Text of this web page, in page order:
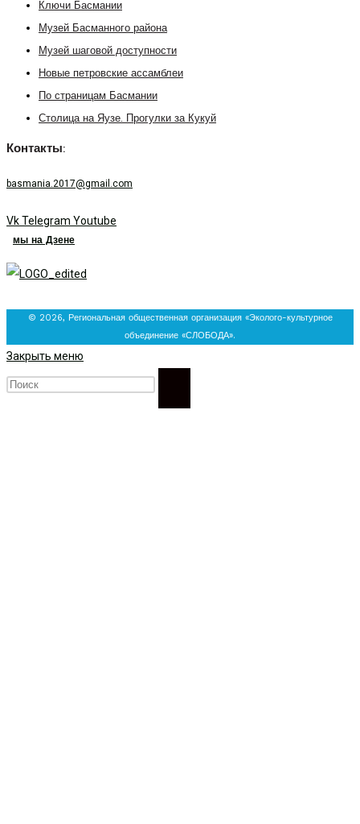
Ключи Басмании
Музей Басманного района
Музей шаговой доступности
Новые петровские ассамблеи
По страницам Басмании
Столица на Яузе. Прогулки за Кукуй
Контакты:
basmania.2017@gmail.com
VkTelegram Youtube
мы на Дзене
© 2026, Региональная общественная организация «Эколого-культурное
объединение «СЛОБОДА».
Закрыть меню